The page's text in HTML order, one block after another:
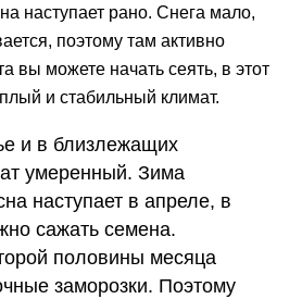
наступает рано. Снега мало,
поэтому там активно
вы можете начать сеять, в этот
и стабильный климат.
и в близлежащих
умеренный. Зима
наступает в апреле, в
сажать семена.
половины месяца
заморозки. Поэтому